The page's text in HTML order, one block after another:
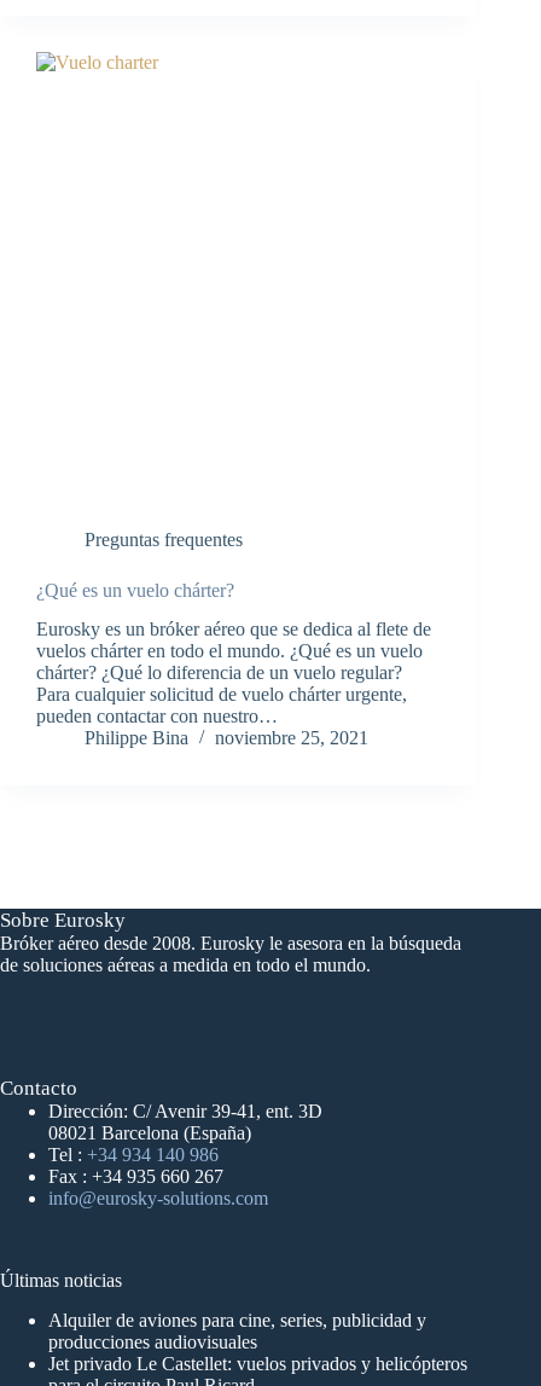
Preguntas frequentes
¿Qué es un vuelo chárter?
Eurosky es un bróker aéreo que se dedica al flete de
vuelos chárter en todo el mundo. ¿Qué es un vuelo
chárter? ¿Qué lo diferencia de un vuelo regular?
Para cualquier solicitud de vuelo chárter urgente,
pueden contactar con nuestro…
Philippe Bina
noviembre 25, 2021
Sobre Eurosky
Bróker aéreo desde 2008. Eurosky le asesora en la búsqueda
de soluciones aéreas a medida en todo el mundo.
Contacto
Dirección: C/ Avenir 39-41, ent. 3D
08021 Barcelona (España)
Tel : +34 934 140 986
Fax : +34 935 660 267
info@eurosky-solutions.com
Últimas noticias
Alquiler de aviones para cine, series, publicidad y
producciones audiovisuales
Jet privado Le Castellet: vuelos privados y helicópteros